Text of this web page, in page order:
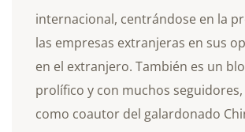
internacional, centrándose en la
las empresas extranjeras en sus
en el extranjero. También es un
prolífico y con muchos
como coautor del galardonado